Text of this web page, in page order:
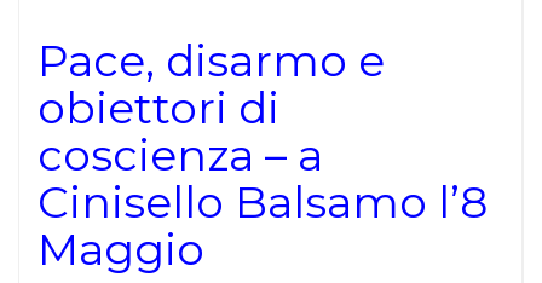
Pace, disarmo e
obiettori di
coscienza – a
Cinisello Balsamo l’8
Maggio